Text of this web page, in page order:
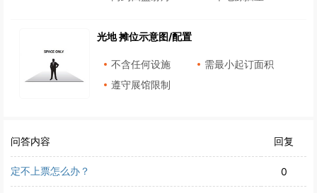
光地 摊位示意图/配置
不含任何设施
需最小起订面积
遵守展馆限制
问答内容 回复
定不上票怎么办？ 0